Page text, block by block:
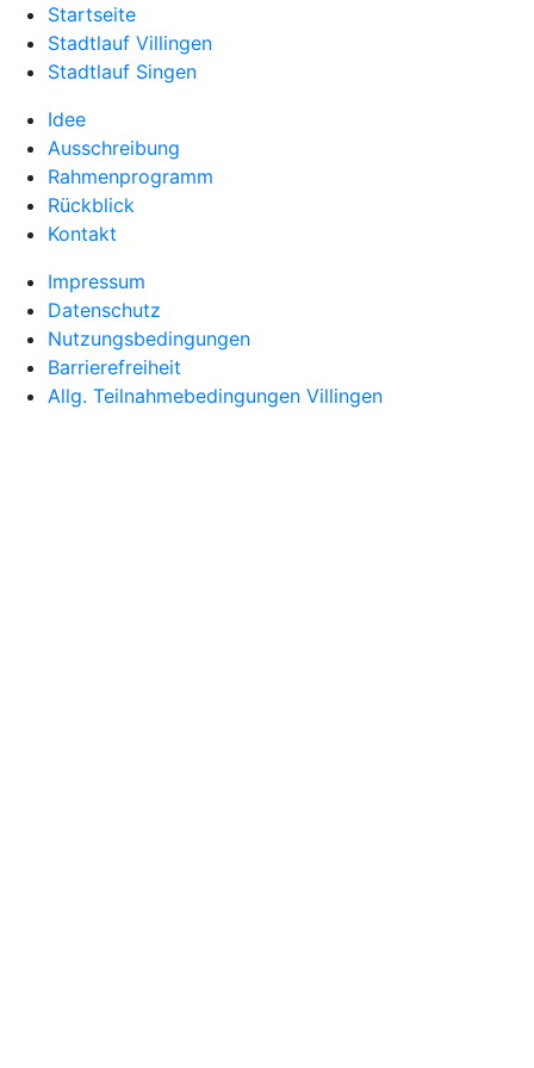
Startseite
Stadtlauf Villingen
Stadtlauf Singen
Idee
Ausschreibung
Rahmenprogramm
Rückblick
Kontakt
Impressum
Datenschutz
Nutzungsbedingungen
Barrierefreiheit
Allg. Teilnahmebedingungen Villingen